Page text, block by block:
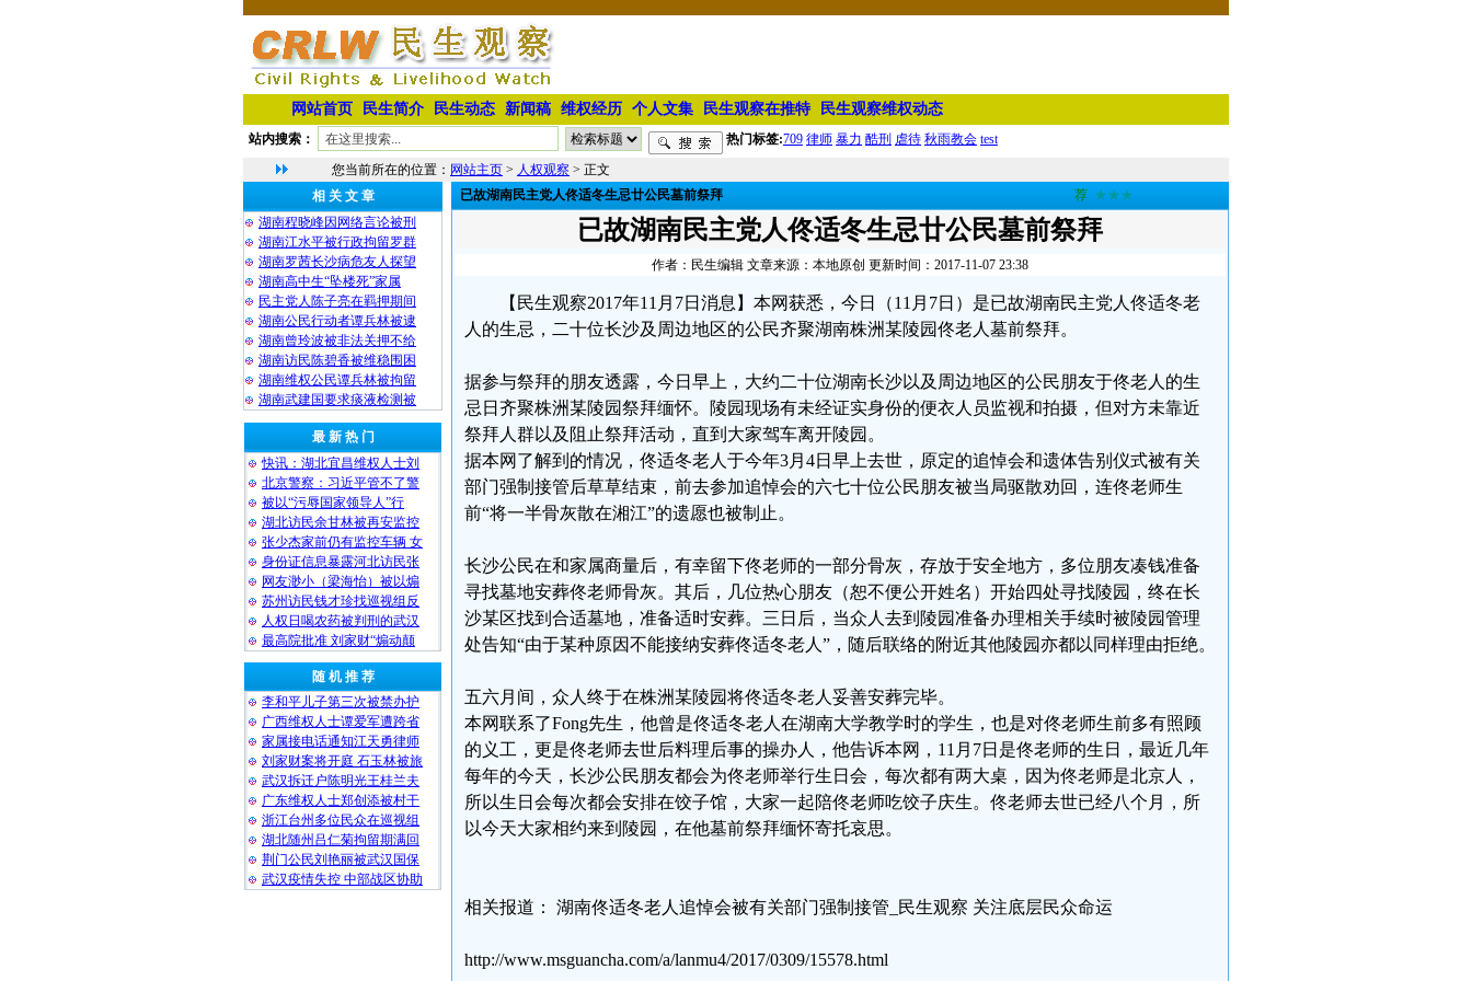
网站首页 民生简介 民生动态 新闻稿 维权经历 个人文集 民生观察在推特 民生观察维权动态
站内搜索： 热门标签:709 律师 暴力 酷刑 虐待 秋雨教会 test
您当前所在的位置： 网站主页 > 人权观察 > 正文
相 关 文 章
湖南程晓峰因网络言论被刑
湖南江水平被行政拘留罗群
湖南罗茜长沙病危友人探望
湖南高中生“坠楼死”家属
民主党人陈子亮在羁押期间
湖南公民行动者谭兵林被逮
湖南曾玲波被非法关押不给
湖南访民陈碧香被维稳围困
湖南维权公民谭兵林被拘留
湖南武建国要求痰液检测被
最 新 热 门
快讯：湖北宜昌维权人士刘
北京警察：习近平管不了警
被以“污辱国家领导人”行
湖北访民余甘林被再安监控
张少杰家前仍有监控车辆 女
身份证信息暴露河北访民张
网友渺小（梁海怡）被以煽
苏州访民钱才珍找巡视组反
人权日喝农药被判刑的武汉
最高院批准 刘家财“煽动颠
随 机 推 荐
李和平儿子第三次被禁办护
广西维权人士谭爱军遭跨省
家属接电话通知江天勇律师
刘家财案将开庭 石玉林被旅
武汉拆迁户陈明光王桂兰夫
广东维权人士郑创添被村干
浙江台州多位民众在巡视组
湖北随州吕仁菊拘留期满回
荆门公民刘艳丽被武汉国保
武汉疫情失控 中部战区协助
已故湖南民主党人佟适冬生忌廿公民墓前祭拜 荐 ★★★
已故湖南民主党人佟适冬生忌廿公民墓前祭拜
作者：民生编辑 文章来源：本地原创 更新时间：2017-11-07 23:38
【民生观察2017年11月7日消息】本网获悉，今日（11月7日）是已故湖南民主党人佟适冬老
人的生忌，二十位长沙及周边地区的公民齐聚湖南株洲某陵园佟老人墓前祭拜。
据参与祭拜的朋友透露，今日早上，大约二十位湖南长沙以及周边地区的公民朋友于佟老人的生
忌日齐聚株洲某陵园祭拜缅怀。陵园现场有未经证实身份的便衣人员监视和拍摄，但对方未靠近
祭拜人群以及阻止祭拜活动，直到大家驾车离开陵园。
据本网了解到的情况，佟适冬老人于今年3月4日早上去世，原定的追悼会和遗体告别仪式被有关
部门强制接管后草草结束，前去参加追悼会的六七十位公民朋友被当局驱散劝回，连佟老师生
前“将一半骨灰散在湘江”的遗愿也被制止。
长沙公民在和家属商量后，有幸留下佟老师的一部分骨灰，存放于安全地方，多位朋友凑钱准备
寻找墓地安葬佟老师骨灰。其后，几位热心朋友（恕不便公开姓名）开始四处寻找陵园，终在长
沙某区找到合适墓地，准备适时安葬。三日后，当众人去到陵园准备办理相关手续时被陵园管理
处告知“由于某种原因不能接纳安葬佟适冬老人”，随后联络的附近其他陵园亦都以同样理由拒绝。
五六月间，众人终于在株洲某陵园将佟适冬老人妥善安葬完毕。
本网联系了Fong先生，他曾是佟适冬老人在湖南大学教学时的学生，也是对佟老师生前多有照顾
的义工，更是佟老师去世后料理后事的操办人，他告诉本网，11月7日是佟老师的生日，最近几年
每年的今天，长沙公民朋友都会为佟老师举行生日会，每次都有两大桌，因为佟老师是北京人，
所以生日会每次都会安排在饺子馆，大家一起陪佟老师吃饺子庆生。佟老师去世已经八个月，所
以今天大家相约来到陵园，在他墓前祭拜缅怀寄托哀思。
相关报道： 湖南佟适冬老人追悼会被有关部门强制接管_民生观察 关注底层民众命运
http://www.msguancha.com/a/lanmu4/2017/0309/15578.html